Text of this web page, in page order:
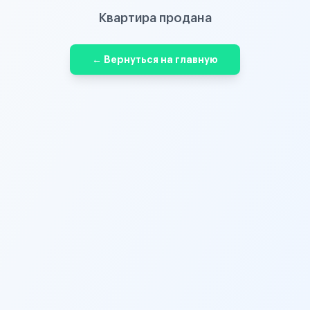
Квартира продана
← Вернуться на главную